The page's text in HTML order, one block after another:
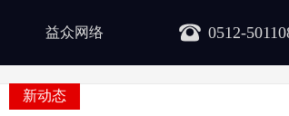
0512-
益众网络
新动态